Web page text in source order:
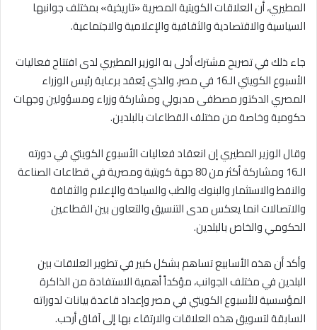
المطيري، أن العلاقات الكويتية المصرية «تاريخية» بمختلف جوانبها
السياسية والاقتصادية والثقافية والإعلامية والاجتماعية.
جاء ذلك في تصريح مشترك أدلى به الوزير المطيري لدى افتتاح فعاليات
الأسبوع الكويتي الـ16 في مصر، والذي يُعقد برعاية رئيس الوزراء
المصري الدكتور مصطفى مدبولي ومشاركة وزراء ومسؤولين وجهات
حكومية وخاصة من مختلف القطاعات بالبلدين.
وقال الوزير المطيري إن انعقاد فعاليات الأسبوع الكويتي في دورته
الـ16 ومشاركة أكثر من 80 جهة كويتية ومصرية في قطاعات الصناعة
والنفط والاستثمار والبنوك والطب والسياحة والإعلام والثقافة
والاتصالات انما يعكس مدى التنسيق والتعاون بين القطاعين
الحكومي والخاص بالبلدين.
وأكد أن هذه الأسابيع تساهم بشكل كبير في تطوير العلاقات بين
البلدين في مختلف الجوانب، مؤكداً أهمية الاستفادة من الذاكرة
المؤسسية للأسبوع الكويتي في مصر وإعداد قاعدة بيانات لدوراته
السابقة لتسويق هذه العلاقات والارتقاء بها إلى آفاق أرحب.